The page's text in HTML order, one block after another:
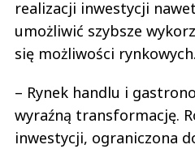
realizacji inwestycji
umożliwić szybsze
się możliwości rynkowych.
– Rynek handlu i
wyraźną transformację.
inwestycji, ograniczona